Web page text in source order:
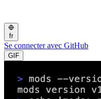
fr
Se connecter avec GitHub
GIF